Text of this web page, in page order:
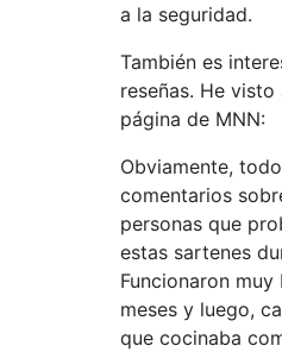
a la seguridad.
También es
reseñas. He
página de MNN:
Obviamente,
comentarios
personas que
estas sartenes
Funcionaron
meses y luego,
que cocinaba